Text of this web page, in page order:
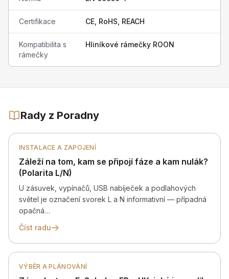
Certifikace CE, RoHS, REACH
Kompatibilita s
rámečky
Hliníkové rámečky ROON
Rady z Poradny
INSTALACE A ZAPOJENÍ
Záleží na tom, kam se připojí fáze a kam nulák?
(Polarita L/N)
U zásuvek, vypínačů, USB nabíječek a podlahových
světel je označení svorek L a N informativní — případná
opačná…
Číst radu
VÝBĚR A PLÁNOVÁNÍ